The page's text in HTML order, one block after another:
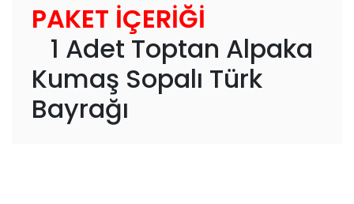
PAKET İÇERİĞİ
1 Adet Toptan Alpaka
Kumaş Sopalı Türk
Bayrağı